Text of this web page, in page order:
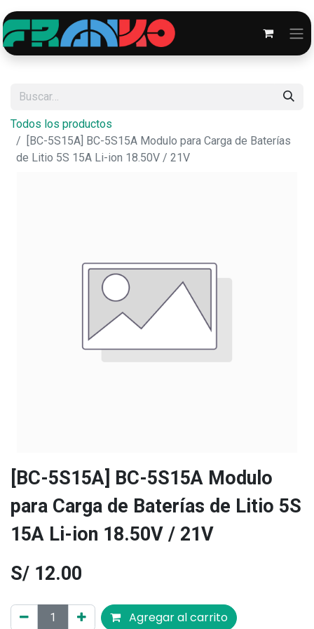
Todos los productos
[BC-5S15A] BC-5S15A Modulo para Carga de Baterías
de Litio 5S 15A Li-ion 18.50V / 21V
[BC-5S15A] BC-5S15A Modulo
para Carga de Baterías de Litio 5S
15A Li-ion 18.50V / 21V
S/ 12.00
Agregar al carrito